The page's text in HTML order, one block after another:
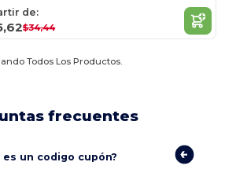
de:
$34,44
Todos Los Productos.
frecuentes
es un codigo cupón?